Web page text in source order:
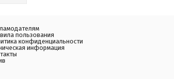
пользования
конфиденциальности
информация